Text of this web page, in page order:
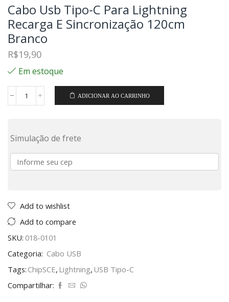
Cabo Usb Tipo-C Para Lightning
Recarga E Sincronização 120cm
Branco
R$19,90
Em estoque
ADICIONAR AO CARRINHO
Simulação de frete
Add to wishlist
Add to compare
SKU: 018-0101
Categoria: Cabo USB
Tags: ChipSCE, Lightning, USB Tipo-C
Compartilhar: